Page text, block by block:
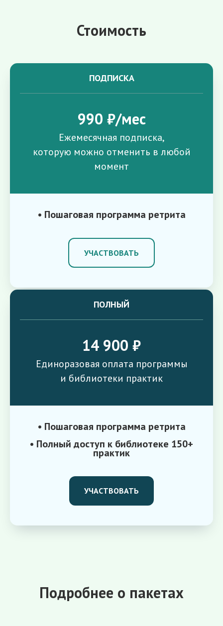
Стоимость
ПОДПИСКА
990 ₽/мес
Ежемесячная подписка,
которую можно отменить в любой
момент
• Пошаговая программа ретрита
УЧАСТВОВАТЬ
ПОЛНЫЙ
14 900 ₽
Единоразовая оплата программы
и библиотеки практик
• Пошаговая программа ретрита
• Полный доступ к библиотеке 150+
практик
УЧАСТВОВАТЬ
Подробнее о пакетах